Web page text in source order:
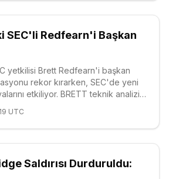
SEC'li Redfearn'i Başkan
yetkilisi Brett Redfearn'i başkan
rekor kırarken, SEC'de yeni
etkiliyor. BRETT teknik analizi:
UTC
Saldırısı Durduruldu: